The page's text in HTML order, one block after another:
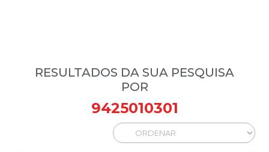
RESULTADOS DA SUA PESQUISA
POR
9425010301